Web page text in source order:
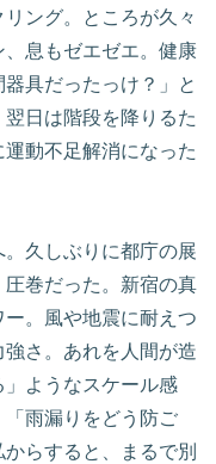
ング。ところが久々
息もゼエゼエ。健康
具だったっけ？」と
日は階段を降りるた
動不足解消になった
久しぶりに都庁の展
巻だった。新宿の真
。風や地震に耐えつ
さ。あれを人間が造
ようなスケール感
雨漏りをどう防ご
らすると、まるで別